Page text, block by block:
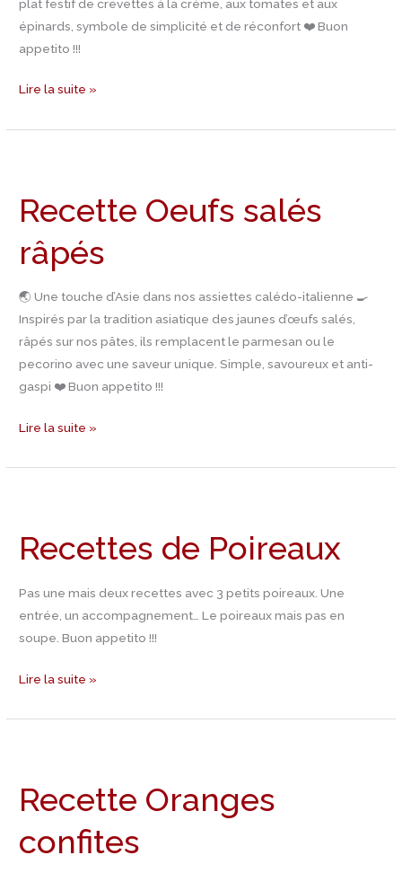
plat festif de crevettes à la crème, aux tomates et aux
épinards, symbole de simplicité et de réconfort ❤️ Buon
appetito !!!
Lire la suite »
Recette Oeufs salés
râpés
🌏 Une touche d’Asie dans nos assiettes calédo-italienne 🍳
Inspirés par la tradition asiatique des jaunes d’œufs salés,
râpés sur nos pâtes, ils remplacent le parmesan ou le
pecorino avec une saveur unique. Simple, savoureux et anti-
gaspi ❤️ Buon appetito !!!
salés
râpés
Lire la suite »
Recettes de Poireaux
Pas une mais deux recettes avec 3 petits poireaux. Une
entrée, un accompagnement… Le poireaux mais pas en
soupe. Buon appetito !!!
Poireaux
Lire la suite »
Recette Oranges
confites
confites